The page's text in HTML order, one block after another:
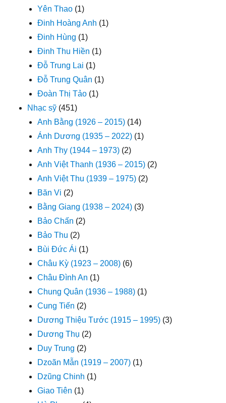
Yên Thao (1)
Đinh Hoàng Anh (1)
Đinh Hùng (1)
Đinh Thu Hiền (1)
Đỗ Trung Lai (1)
Đỗ Trung Quân (1)
Đoàn Thị Tảo (1)
Nhạc sỹ (451)
Anh Bằng (1926 – 2015) (14)
Ánh Dương (1935 – 2022) (1)
Anh Thy (1944 – 1973) (2)
Anh Việt Thanh (1936 – 2015) (2)
Anh Việt Thu (1939 – 1975) (2)
Băn Vi (2)
Bằng Giang (1938 – 2024) (3)
Bảo Chấn (2)
Bảo Thu (2)
Bùi Đức Ái (1)
Châu Kỳ (1923 – 2008) (6)
Châu Đình An (1)
Chung Quân (1936 – 1988) (1)
Cung Tiến (2)
Dương Thiệu Tước (1915 – 1995) (3)
Dương Thụ (2)
Duy Trung (2)
Dzoãn Mẫn (1919 – 2007) (1)
Dzũng Chinh (1)
Giao Tiên (1)